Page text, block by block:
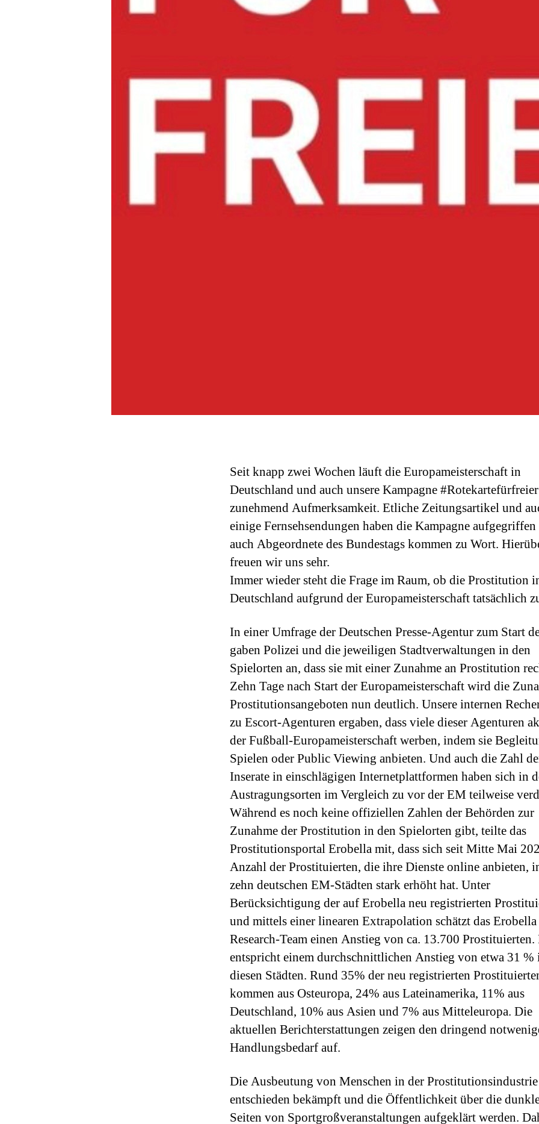
Seit knapp zwei Wochen läuft die Europameisterschaft in
Deutschland und auch unsere Kampagne
zunehmend Aufmerksamkeit. Etliche Zeitungsartikel und
einige Fernsehsendungen haben die Kampagne
auch Abgeordnete des Bundestags kommen zu Wort.
freuen wir uns sehr.
Immer wieder steht die Frage im Raum, ob die Prostitution
Deutschland aufgrund der Europameisterschaft tatsächlich
In einer Umfrage der Deutschen Presse-Agentur zum Start
gaben Polizei und die jeweiligen Stadtverwaltungen in den
Spielorten an, dass sie mit einer Zunahme an Prostitution
Zehn Tage nach Start der Europameisterschaft wird die
Prostitutionsangeboten nun deutlich. Unsere internen
zu Escort-Agenturen ergaben, dass viele dieser Agenturen
der Fußball-Europameisterschaft werben, indem sie
Spielen oder Public Viewing anbieten. Und auch die Zahl
Inserate in einschlägigen Internetplattformen haben sich in
Austragungsorten im Vergleich zu vor der EM teilweise
Während es noch keine offiziellen Zahlen der Behörden zur
Zunahme der Prostitution in den Spielorten gibt, teilte das
Prostitutionsportal Erobella mit, dass sich seit Mitte Mai
Anzahl der Prostituierten, die ihre Dienste online anbieten,
zehn deutschen EM-Städten stark erhöht hat. Unter
Berücksichtigung der auf Erobella neu registrierten
und mittels einer linearen Extrapolation schätzt das Erobella
Research-Team einen Anstieg von ca. 13.700 Prostituierten.
entspricht einem durchschnittlichen Anstieg von etwa 31 %
diesen Städten. Rund 35% der neu registrierten
kommen aus Osteuropa, 24% aus Lateinamerika, 11% aus
Deutschland, 10% aus Asien und 7% aus Mitteleuropa. Die
aktuellen Berichterstattungen zeigen den dringend
Handlungsbedarf auf.
Die Ausbeutung von Menschen in der
entschieden bekämpft und die Öffentlichkeit über die
Seiten von Sportgroßveranstaltungen aufgeklärt werden.